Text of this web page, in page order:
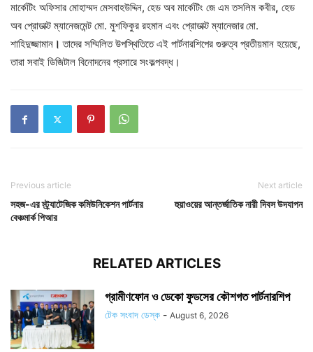
মার্কেটিং অফিসার মোহাম্মদ মেসবাহউদ্দিন, হেড অব মার্কেটিং জে এম তসলিম কবীর, হেড
অব প্রোডাক্ট ম্যানেজমেন্ট মো. মুশফিকুর রহমান এবং প্রোডাক্ট ম্যানেজারমো.
শাহিদুজ্জামান । তাদের সম্মিলিত উপস্থিতিতে এই পার্টনারশিপের গুরুত্ব প্রতীয়মান হয়েছে,
তারা সবাই ডিজিটাল বিনোদনের প্রসারে সংকল্পবদ্ধ।
Previous article
সহজ-এর স্ট্র্যাটেজিক কমিউনিকেশন পার্টনার
বেঞ্চমার্ক পিআর
Next article
হুয়াওয়ের আন্তর্জাতিক নারী দিবস উদযাপন
RELATED ARTICLES
গ্রামীণফোন ও ডেকো ফুডসের কৌশগত পার্টনারশিপ
টেক সংবাদ ডেস্ক - August 6, 2026